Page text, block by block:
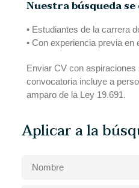
Nuestra búsqueda
• Estudiantes de la carrera
• Con experiencia previa en
Enviar CV con aspiraciones
convocatoria incluye a
amparo de la Ley 19.691.
Aplicar a la